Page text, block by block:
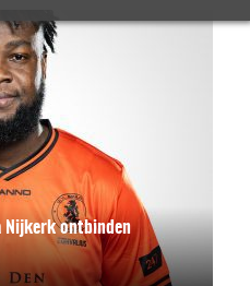
Nijkerk ontbinden